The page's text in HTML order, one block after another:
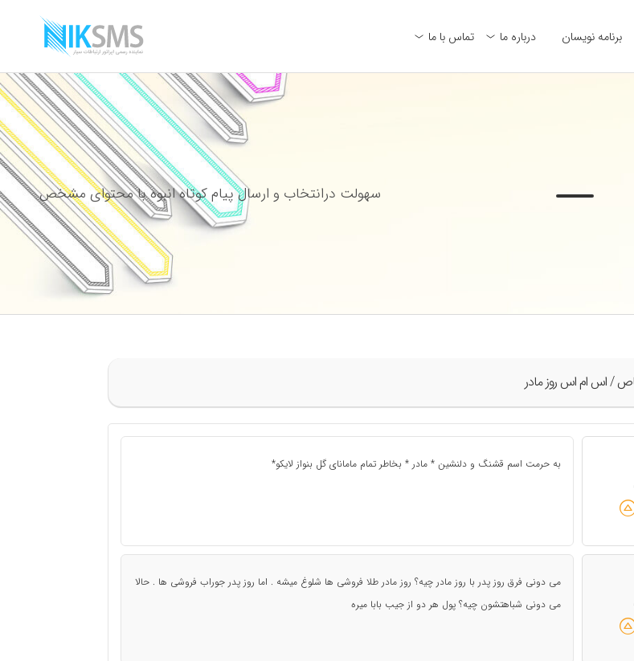
برنامه نویسان درباره ما تماس با ما
سهولت درانتخاب و ارسال پیام کوتاه انبوه با محتوای مشخص
/ اس ام اس روز مادر
به حرمت اسم قشنگ و دلنشین * مادر * بخاطر تمام مامانای گل بنواز لایکو*
می دونی فرق روز پدر با روز مادر چیه؟ روز مادر طلا فروشی ها شلوغ میشه . اما روز پدر جوراب فروشی ها . حالا
می دونی شباهتشون چیه؟ پول هر دو از جیب بابا میره